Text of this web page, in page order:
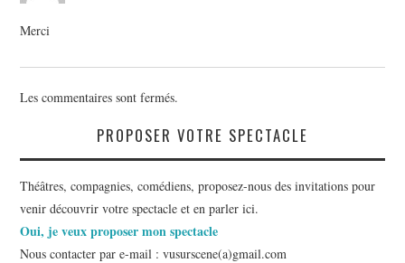
Merci
Les commentaires sont fermés.
PROPOSER VOTRE SPECTACLE
Théâtres, compagnies, comédiens, proposez-nous des invitations pour
venir découvrir votre spectacle et en parler ici.
Oui, je veux proposer mon spectacle
Nous contacter par e-mail : vusurscene(a)gmail.com